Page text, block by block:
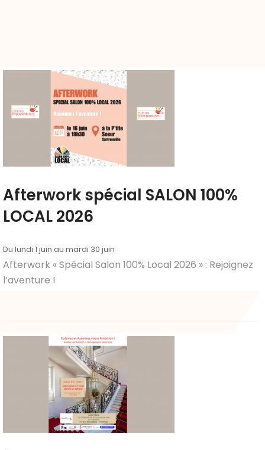
Afterwork spécial SALON 100%
LOCAL 2026
Du lundi 1 juin au mardi 30 juin
Afterwork « Spécial Salon 100% Local 2026 » : Rejoignez
l’aventure !